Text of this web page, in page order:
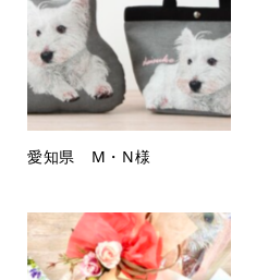
愛知県 M・N様